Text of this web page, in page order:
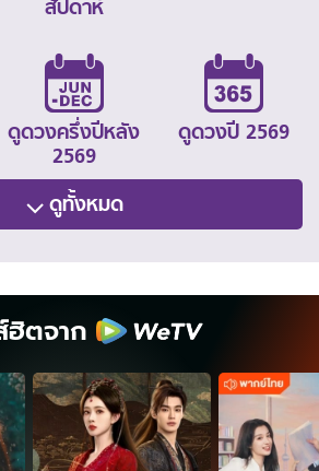
สัปดาห์
ดูดวงครึ่งปีหลัง
2569
ดูดวงปี 2569
ดูทั้งหมด
ฮิตจาก